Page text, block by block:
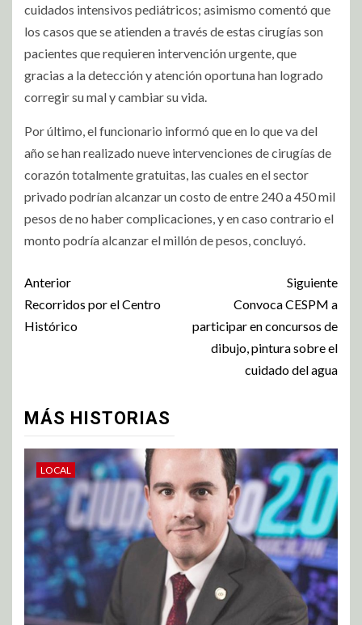
cuidados intensivos pediátricos; asimismo comentó que
los casos que se atienden a través de estas cirugías son
pacientes que requieren intervención urgente, que
gracias a la detección y atención oportuna han logrado
corregir su mal y cambiar su vida.
Por último, el funcionario informó que en lo que va del
año se han realizado nueve intervenciones de cirugías de
corazón totalmente gratuitas, las cuales en el sector
privado podrían alcanzar un costo de entre 240 a 450 mil
pesos de no haber complicaciones, y en caso contrario el
monto podría alcanzar el millón de pesos, concluyó.
Anterior
Recorridos por el Centro
Histórico
Siguiente
Convoca CESPM a
participar en concursos de
dibujo, pintura sobre el
cuidado del agua
MÁS HISTORIAS
LOCAL